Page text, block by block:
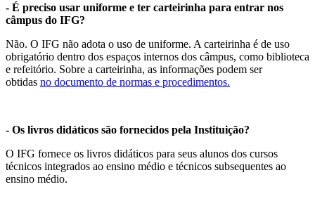
- É preciso usar uniforme e ter carteirinha para entrar nos
câmpus do IFG?
Não. O IFG não adota o uso de uniforme. A carteirinha é de uso
obrigatório dentro dos espaços internos dos câmpus, como biblioteca
e refeitório. Sobre a carteirinha, as informações podem ser
obtidas no documento de normas e procedimentos.
- Os livros didáticos são fornecidos pela Instituição?
O IFG fornece os livros didáticos para seus alunos dos cursos
técnicos integrados ao ensino médio e técnicos subsequentes ao
ensino médio.